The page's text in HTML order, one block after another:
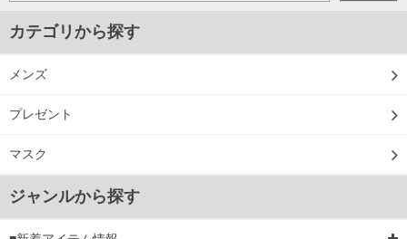
カテゴリから探す
メンズ
プレゼント
マスク
ジャンルから探す